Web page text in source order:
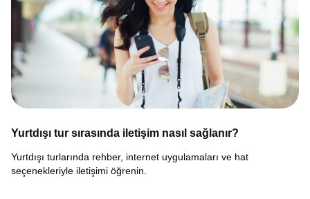
Yurtdışı tur sırasında iletişim nasıl sağlanır?
Yurtdışı turlarında rehber, internet uygulamaları ve hat
seçenekleriyle iletişimi öğrenin.